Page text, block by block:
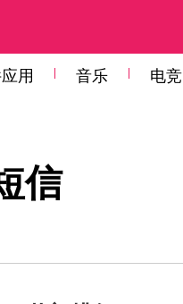
用 音乐 电竞
信